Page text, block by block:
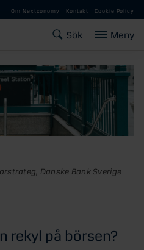
Gå till huvudinnehåll
Om Nextconomy Kontakt Cookie Policy
Sök Meny
Danske Bank Sverige
rekyl på börsen?